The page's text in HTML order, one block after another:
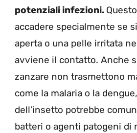
potenziali infezioni.
accadere specialmente se
aperta o una pelle irritata
avviene il contatto. Anche
zanzare non trasmettono
come la malaria o la
dell’insetto potrebbe
batteri o agenti patogeni di